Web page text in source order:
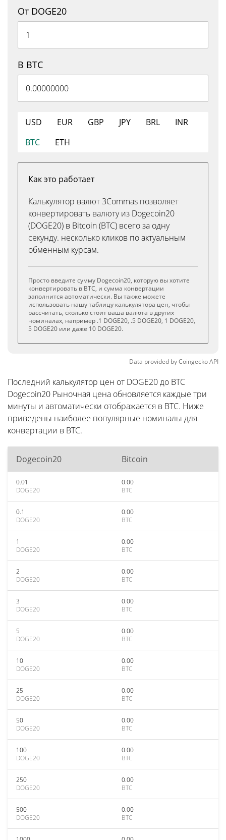
От DOGE20
В BTC
USD EUR GBP JPY BRL
INR
BTC
ETH
Как это работает
Калькулятор валют 3Commas позволяет
конвертировать валюту из Dogecoin20
(DOGE20) в Bitcoin (BTC) всего за одну
секунду. несколько кликов по актуальным
обменным курсам.
Просто введите сумму Dogecoin20, которую вы хотите
конвертировать в BTC, и сумма конвертации
заполнится автоматически. Вы также можете
использовать нашу таблицу калькулятора цен, чтобы
рассчитать, сколько стоит ваша валюта в других
номиналах, например .1 DOGE20, .5 DOGE20, 1 DOGE20,
5 DOGE20 или даже 10 DOGE20.
Data provided byCoingeckoAPI
Последний калькулятор цен от DOGE20 до BTC
Dogecoin20 Рыночная цена обновляется каждые три
минуты и автоматически отображается в BTC. Ниже
приведены наиболее популярные номиналы для
конвертации в BTC.
Dogecoin20 Bitcoin
0.01
DOGE20
0.00
BTC
0.1
DOGE20
0.00
BTC
1
DOGE20
0.00
BTC
2
DOGE20
0.00
BTC
3
DOGE20
0.00
BTC
5
DOGE20
0.00
BTC
10
DOGE20
0.00
BTC
25
DOGE20
0.00
BTC
50
DOGE20
0.00
BTC
100
DOGE20
0.00
BTC
250
DOGE20
0.00
BTC
500
DOGE20
0.00
BTC